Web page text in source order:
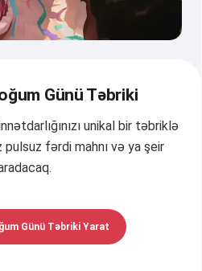
Günü Təbriki
unikal bir təbriklə
fərdi mahnı və ya şeir
Günü Təbriki Yarat